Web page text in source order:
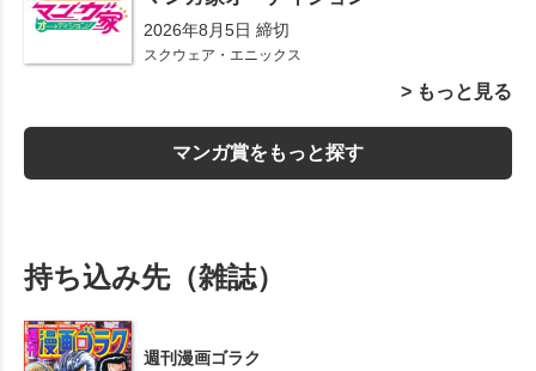
2026年8月5日 締切
スクウェア・エニックス
> もっと見る
マンガ賞をもっと探す
持ち込み先（雑誌）
週刊漫画ゴラク